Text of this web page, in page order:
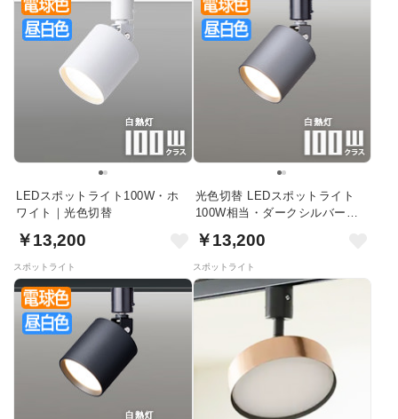
LEDスポットライト100W・ホ
ワイト｜光色切替
￥13,200
スポットライト
光色切替 LEDスポットライト
100W相当・ダークシルバー｜
￥13,200
スポットライト